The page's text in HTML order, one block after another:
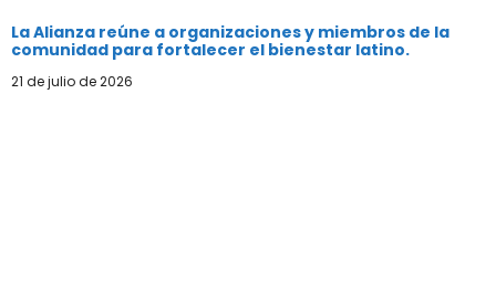
La Alianza reúne a organizaciones y miembros de la
comunidad para fortalecer el bienestar latino.
21 de julio de 2026